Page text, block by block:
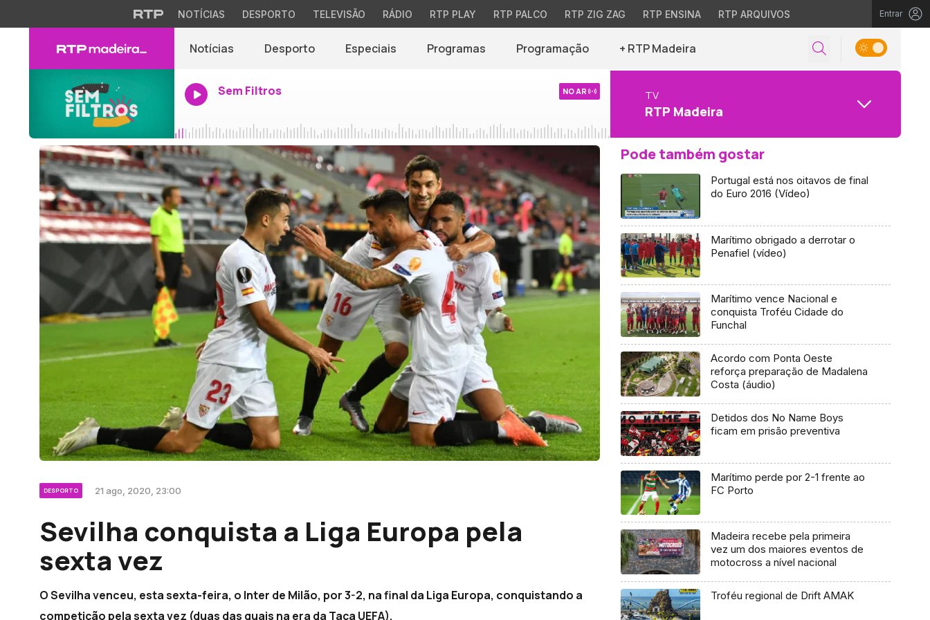
NOTÍCIAS DESPORTO TELEVISÃO RÁDIO RTP PLAY RTP PALCO RTP ZIG ZAG RTP ENSINA RTP ARQUIVOS Entrar
Notícias Desporto Especiais Programas Programação + RTP Madeira
Sem Filtros NO AR TV
RTP Madeira
DESPORTO 21 ago, 2020, 23:00
Sevilha conquista a Liga Europa pela
sexta vez
O Sevilha venceu, esta sexta-feira, o Inter de Milão, por 3-2, na final da Liga Europa, conquistando a
competição pela sexta vez (duas das quais na era da Taça UEFA).
Pode também gostar
Portugal está nos oitavos de final
do Euro 2016 (Vídeo)
Marítimo obrigado a derrotar o
Penafiel (vídeo)
Marítimo vence Nacional e
conquista Troféu Cidade do
Funchal
Acordo com Ponta Oeste
reforça preparação de Madalena
Costa (áudio)
Detidos dos No Name Boys
ficam em prisão preventiva
Marítimo perde por 2-1 frente ao
FC Porto
Madeira recebe pela primeira
vez um dos maiores eventos de
motocross a nível nacional
Troféu regional de Drift AMAK